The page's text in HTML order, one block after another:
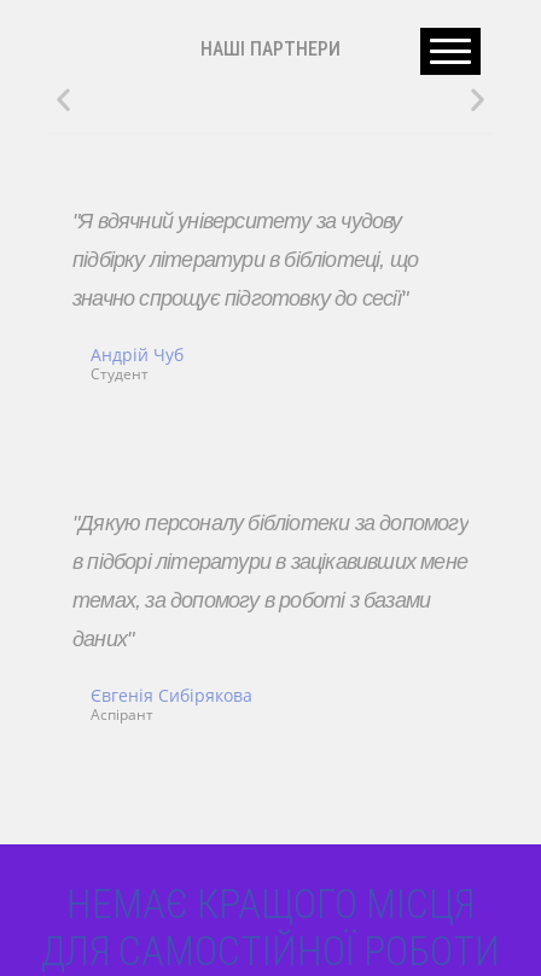
НАШІ ПАРТНЕРИ
"Я вдячний університету за чудову
підбірку літератури в бібліотеці, що
значно спрощує підготовку до сесії"
Андрій Чуб
Студент
"Дякую персоналу бібліотеки за допомогу
в підборі літератури в зацікавивших мене
темах, за допомогу в роботі з базами
даних"
Євгенія Сибірякова
Аспірант
НЕМАЄ КРАЩОГО МІСЦЯ
ДЛЯ САМОСТІЙНОЇ РОБОТИ